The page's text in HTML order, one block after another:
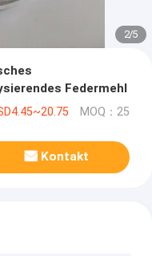
2/5
Federmehl
MOQ：25
Kontakt